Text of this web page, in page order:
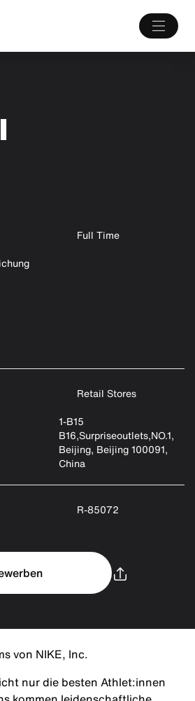
Full Time
Retail Stores
1-B15
B16,Surpriseoutlets,NO.1,
Beijing, Beijing 100091,
China
R-85072
von NIKE, Inc.
nur die besten Athlet:innen